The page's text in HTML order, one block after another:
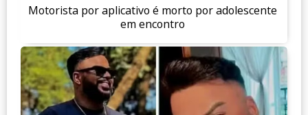
Motorista por aplicativo é morto por adolescente
em encontro